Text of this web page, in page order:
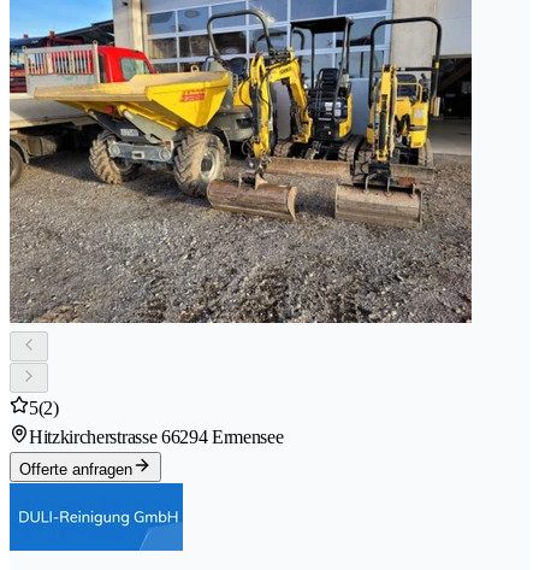
5(2)
Hitzkircherstrasse 66294 Ermensee
Offerte anfragen